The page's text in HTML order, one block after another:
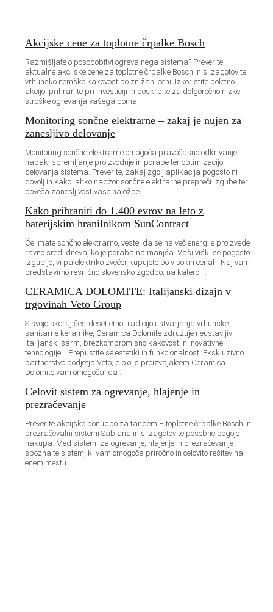
Akcijske cene za toplotne črpalke Bosch
Razmišljate o posodobitvi ogrevalnega sistema? Preverite
aktualne akcijske cene za toplotne črpalke Bosch in si zagotovite
vrhunsko nemško kakovost po znižani ceni. Izkoristite poletno
akcijo, prihranite pri investiciji in poskrbite za dolgoročno nizke
stroške ogrevanja vašega doma.
Monitoring sončne elektrarne – zakaj je nujen za
zanesljivo delovanje
Monitoring sončne elektrarne omogoča pravočasno odkrivanje
napak, spremljanje proizvodnje in porabe ter optimizacijo
delovanja sistema. Preverite, zakaj zgolj aplikacija pogosto ni
dovolj in kako lahko nadzor sončne elektrarne prepreči izgube ter
poveča zanesljivost vaše naložbe.
Kako prihraniti do 1.400 evrov na leto z
baterijskim hranilnikom SunContract
Če imate sončno elektrarno, veste, da se največ energije proizvede
ravno sredi dneva, ko je poraba najmanjša. Vaši viški se pogosto
izgubijo, vi pa elektriko zvečer kupujete po visokih cenah. Naj vam
predstavimo resnično slovensko zgodbo, na katero …
CERAMICA DOLOMITE: Italijanski dizajn v
trgovinah Veto Group
S svojo skoraj šestdesetletno tradicijo ustvarjanja vrhunske
sanitarne keramike, Ceramica Dolomite združuje neustavljiv
italijanski šarm, brezkompromisno kakovost in inovativne
tehnologije. Prepustite se estetiki in funkcionalnosti Ekskluzivno
partnerstvo podjetja Veto, d.o.o. s proizvajalcem Ceramica
Dolomite vam omogoča, da …
Celovit sistem za ogrevanje, hlajenje in
prezračevanje
Preverite akcijsko ponudbo za tandem – toplotne črpalke Bosch in
prezračevalni sistemi Sabiana in si zagotovite posebne pogoje
nakupa. Med sistemi za ogrevanje, hlajenje in prezračevanje
spoznajte sistem, ki vam omogoča priročno in celovito rešitev na
enem mestu.